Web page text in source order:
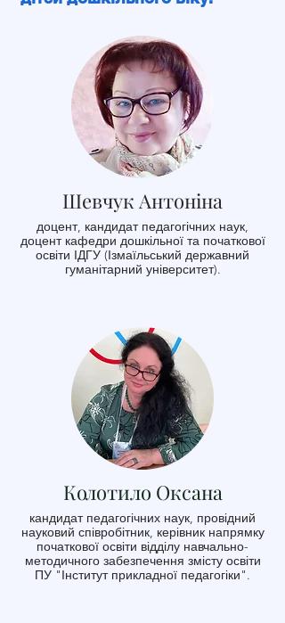
Шевчук Антоніна
доцент, кандидат педагогічних наук,
доцент кафедри дошкільної та початкової
освіти ІДГУ (Ізмаїльський державний
гуманітарний університет).
Колотило Оксана
кандидат педагогічних наук, провідний
науковий співробітник, керівник напрямку
початкової освіти відділу навчально-
методичного забезпечення змісту освіти
ПУ "Інститут прикладної педагогіки".